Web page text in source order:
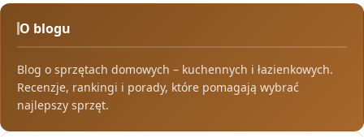
O blogu
Blog o sprzętach domowych – kuchennych i łazienkowych.
Recenzje, rankingi i porady, które pomagają wybrać
najlepszy sprzęt.